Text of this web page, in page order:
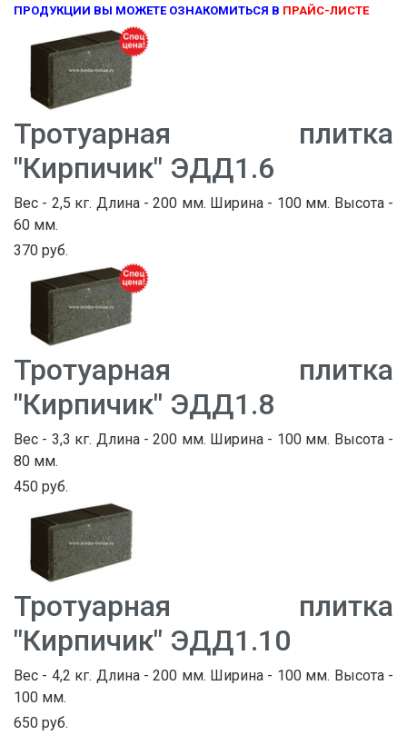
ПРОДУКЦИИ ВЫ МОЖЕТЕ ОЗНАКОМИТЬСЯ В ПРАЙС-ЛИСТЕ
Тротуарная плитка
"Кирпичик" ЭДД1.6
Вес - 2,5 кг. Длина - 200 мм. Ширина - 100 мм. Высота -
60 мм.
370 руб.
Тротуарная плитка
"Кирпичик" ЭДД1.8
Вес - 3,3 кг. Длина - 200 мм. Ширина - 100 мм. Высота -
80 мм.
450 руб.
Тротуарная плитка
"Кирпичик" ЭДД1.10
Вес - 4,2 кг. Длина - 200 мм. Ширина - 100 мм. Высота -
100 мм.
650 руб.